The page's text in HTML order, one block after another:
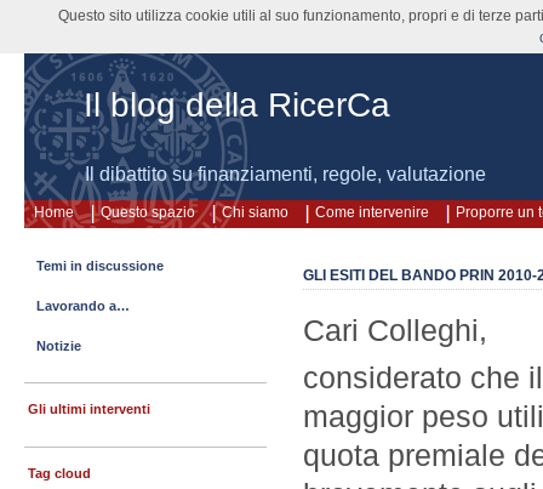
Il blog della RicerCa
Il dibattito su finanziamenti, regole, valutazione
Home Questo spazio Chi siamo Come intervenire Proporre un
GLI ESITI DEL BANDO PRIN 2010-
Cari Colleghi,
considerato che
maggior peso
quota premiale
Temi in discussione
Lavorando a…
Notizie
Gli ultimi interventi
Tag cloud
Questo sito utilizza cookie utili al suo funzionamento, propri e di terze